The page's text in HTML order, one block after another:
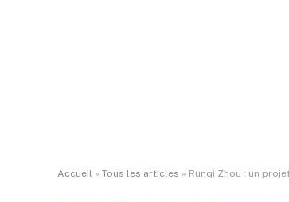
Accueil » Tous les articles » Runqi Zhou : un